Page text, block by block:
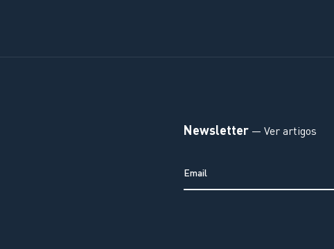
Newsletter — Ver artigos